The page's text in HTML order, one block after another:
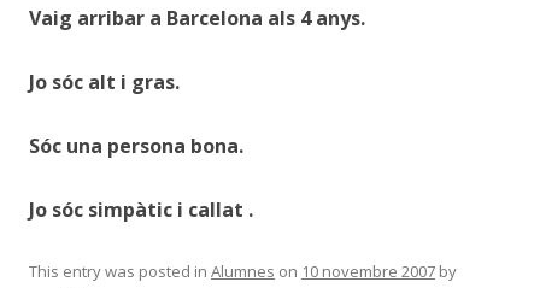
Vaig arribar a Barcelona als 4 anys.
Jo sóc alt i gras.
Sóc una persona bona.
Jo sóc simpàtic i callat .
This entry was posted in Alumnes on 10 novembre 2007 by